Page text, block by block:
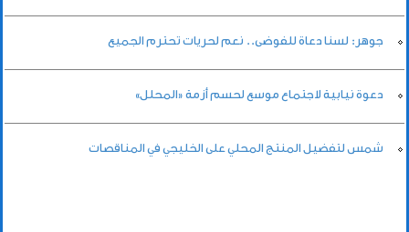
جوهر: لسنا دعاة للفوضى.. نعم لحريات تحترم الجميع
دعوة نيابية لاجتماع موسع لحسم أزمة «المحلل»
شمس لتفضيل المنتج المحلي على الخليجي في المناقصات